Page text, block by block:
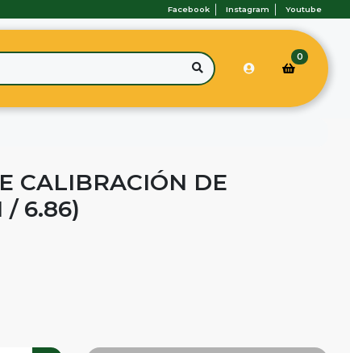
Facebook Instagram Youtube
0
CALIBRACIÓN DE
/ 6.86)